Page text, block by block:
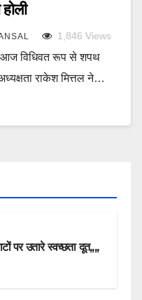
1,846 Views
आज विधिवत रूप से शपथ
राकेश मित्तल ने…
पर उतारे स्वच्छता दूत,,,,